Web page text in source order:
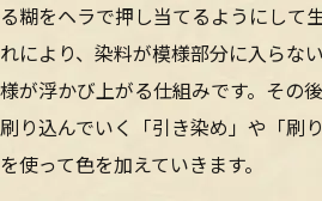
る糊をヘラで押し当てるようにして
れにより、染料が模様部分に入らな
様が浮かび上がる仕組みです。その
刷り込んでいく「引き染め」や「刷
を使って色を加えていきます。